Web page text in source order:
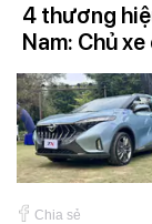
4 thương
Nam: Chủ
Chia sẻ